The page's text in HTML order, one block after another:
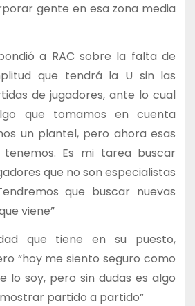
gente en esa zona media
a RAC sobre la falta de
que tendrá la U sin las
de jugadores, ante lo cual
que tomamos en cuenta
un plantel, pero ahora esas
Es mi tarea buscar
que no son especialistas
que buscar nuevas
viene”
que tiene en su puesto,
“hoy me siento seguro como
lo soy, pero sin dudas es algo
partido a partido”